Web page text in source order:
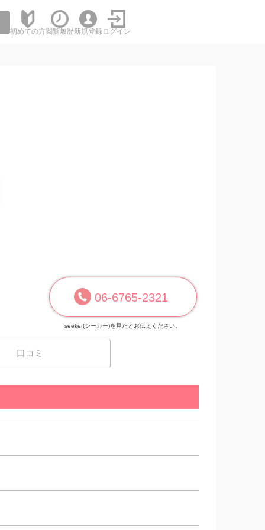
初めての方閲覧履歴新規登録 ログイン
06-6765-2321
seeker(シーカー)を見たとお伝えください。
口コミ